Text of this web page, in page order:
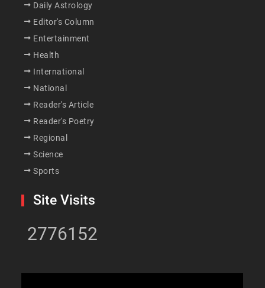
Daily Astrology
Editor's Column
Entertainment
Health
International
National
Reader's Article
Reader's Poetry
Regional
Science
Sports
Site Visits
2776152